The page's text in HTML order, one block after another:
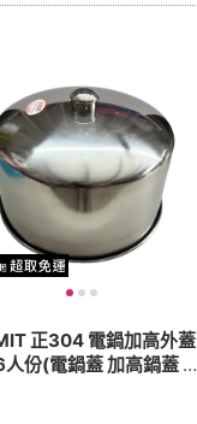
正304 電鍋加高外蓋
人份(電鍋蓋 加高鍋蓋 蒸